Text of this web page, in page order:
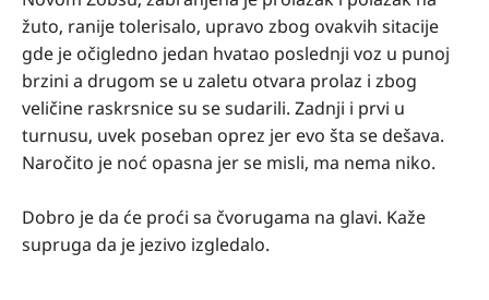
žuto, ranije tolerisalo, upravo zbog ovakvih sitacije
gde je očigledno jedan hvatao poslednji voz u punoj
brzini a drugom se u zaletu otvara prolaz i zbog
veličine raskrsnice su se sudarili. Zadnji i prvi u
turnusu, uvek poseban oprez jer evo šta se dešava.
Naročito je noć opasna jer se misli, ma nema niko.
Dobro je da će proći sa čvorugama na glavi. Kaže
supruga da je jezivo izgledalo.